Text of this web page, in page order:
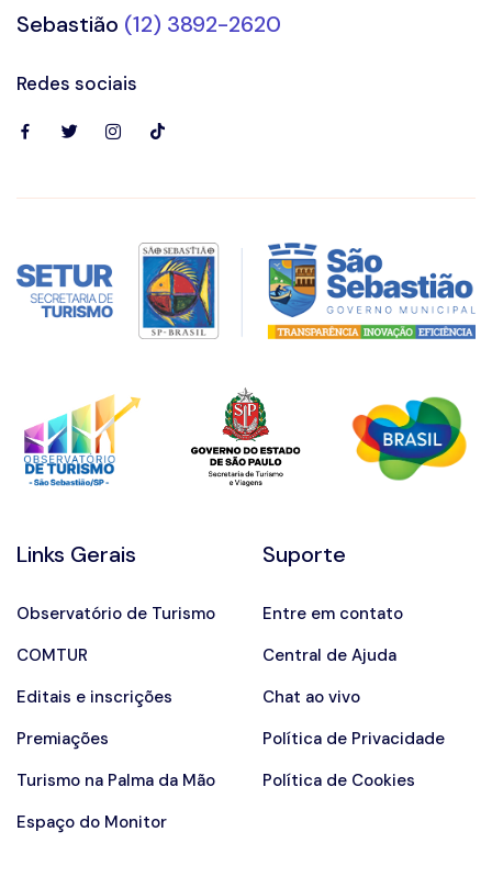
Sebastião (12) 3892-2620
Redes sociais
Links Gerais
Observatório de Turismo
COMTUR
Editais e inscrições
Premiações
Turismo na Palma da Mão
Espaço do Monitor
Suporte
Entre em contato
Central de Ajuda
Chat ao vivo
Política de Privacidade
Política de Cookies